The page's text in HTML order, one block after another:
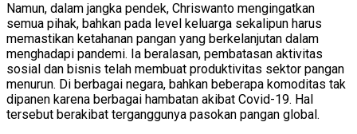
Namun, dalam jangka pendek, Chriswanto mengingatkan
semua pihak, bahkan pada level keluarga sekalipun harus
memastikan ketahanan pangan yang berkelanjutan dalam
menghadapi pandemi. Ia beralasan, pembatasan aktivitas
sosial dan bisnis telah membuat produktivitas sektor pangan
menurun. Di berbagai negara, bahkan beberapa komoditas tak
dipanen karena berbagai hambatan akibat Covid-19. Hal
tersebut berakibat terganggunya pasokan pangan global.